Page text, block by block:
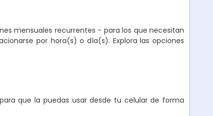
mensuales recurrentes - para los que necesitan
por hora(s) o día(s). Explora las opciones
que la puedas usar desde tu celular de forma